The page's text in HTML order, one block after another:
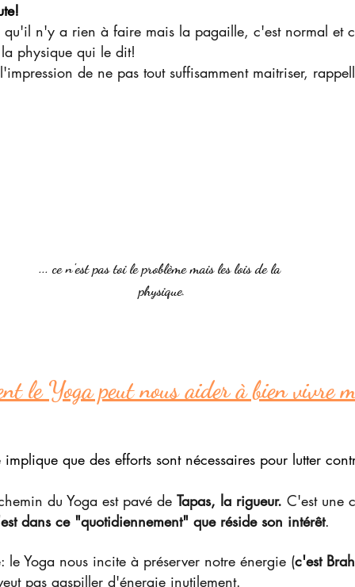
qu'il n'y a rien à faire mais la pagaille, c'est normal et
physique qui le dit!
de ne pas tout suffisamment maitriser,
... ce n'est pas toi le problème mais les lois de la
physique.
le Yoga peut nous aider à bien vivre
que des efforts sont nécessaires pour lutter
du Yoga est pavé de Tapas, la rigueur. C'est une
dans ce "quotidiennement" que réside son intérêt.
le Yoga nous incite à préserver notre énergie (c'est
pas gaspiller d'énergie inutilement.